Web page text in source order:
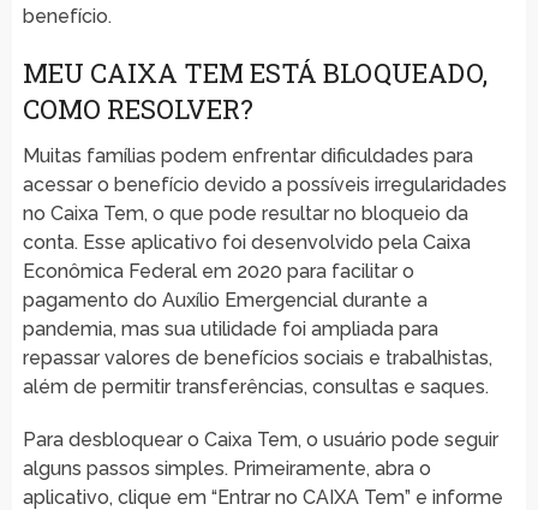
benefício.
MEU CAIXA TEM ESTÁ BLOQUEADO,
COMO RESOLVER?
Muitas famílias podem enfrentar dificuldades para
acessar o benefício devido a possíveis irregularidades
no Caixa Tem, o que pode resultar no bloqueio da
conta. Esse aplicativo foi desenvolvido pela Caixa
Econômica Federal em 2020 para facilitar o
pagamento do Auxílio Emergencial durante a
pandemia, mas sua utilidade foi ampliada para
repassar valores de benefícios sociais e trabalhistas,
além de permitir transferências, consultas e saques.
Para desbloquear o Caixa Tem, o usuário pode seguir
alguns passos simples. Primeiramente, abra o
aplicativo, clique em “Entrar no CAIXA Tem” e informe